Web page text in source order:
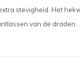
stevigheid. Het
van de draden.